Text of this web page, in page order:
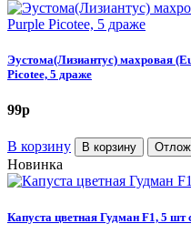
Эустома(Лизиантус) махровая
Picotee, 5 драже
99p
В корзину В корзину
Новинка
Капуста цветная Гудман F1, 5 шт